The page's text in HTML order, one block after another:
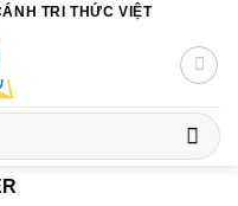
TRI THỨC VIỆT